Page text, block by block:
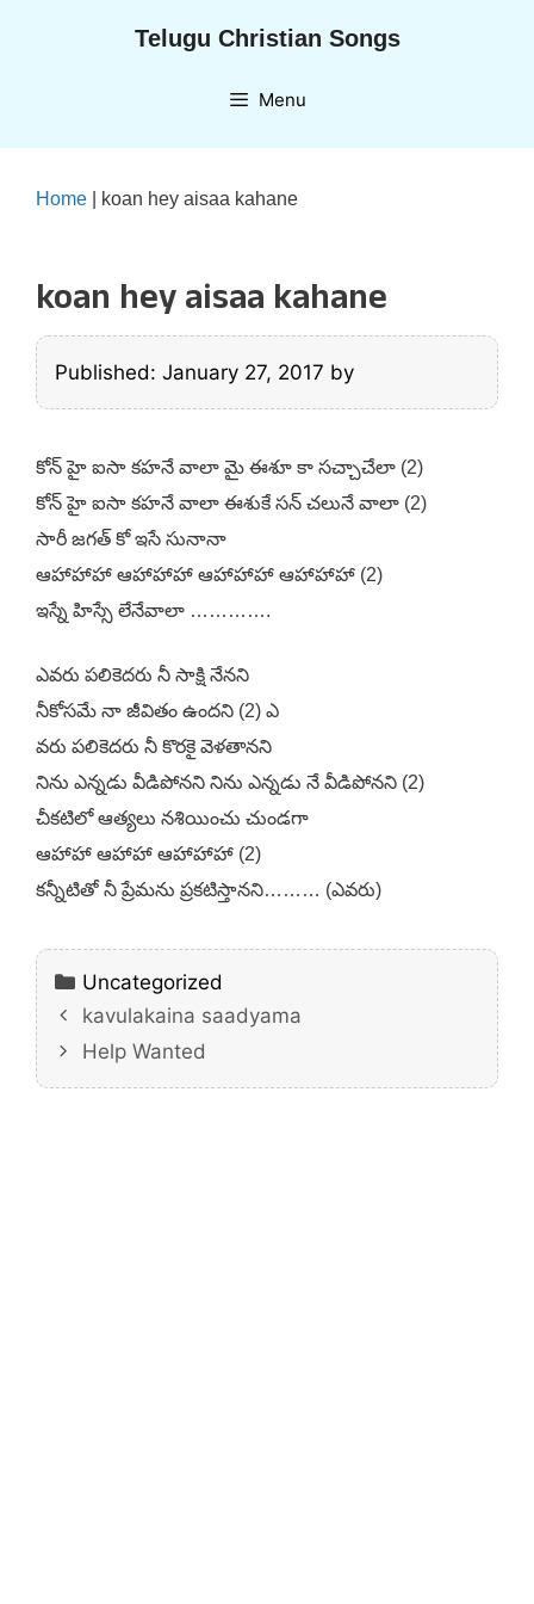
Telugu Christian Songs
Menu
Home koan hey aisaa kahane
koan hey aisaa kahane
Published: January 27, 2017 by
కోన్ హై ఐసా కహనే వాలా మై ఈశూ కా సచ్చాచేలా (2)
కోన్ హై ఐసా కహనే వాలా ఈశుకే సన్ చలునే వాలా (2)
సారీ జగత్ కో ఇసే సునానా
ఆహాహాహా ఆహాహాహా ఆహాహాహా ఆహాహాహా (2)
ఇస్నే హిస్సే లేనేవాలా ………….
ఎవరు పలికెదరు నీ సాక్షి నేనని
నీకోసమే నా జీవితం ఉందని (2) ఎ
వరు పలికెదరు నీ కొరకై వెళతానని
నిను ఎన్నడు వీడిపోనని నిను ఎన్నడు నే వీడిపోనని (2)
చీకటిలో ఆత్యలు నశియించు చుండగా
ఆహాహా ఆహాహా ఆహాహాహా (2)
కన్నీటితో నీ ప్రేమను ప్రకటిస్తానని……… (ఎవరు)
Categories
Uncategorized
kavulakaina saadyama
Help Wanted